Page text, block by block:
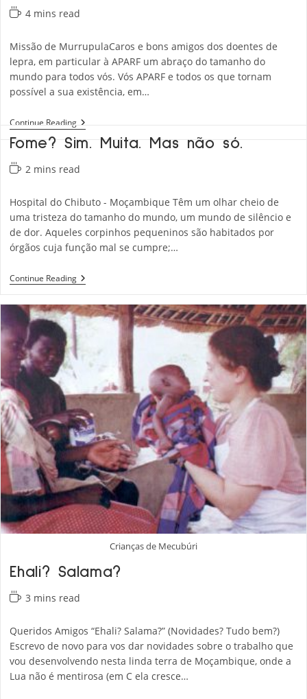
Reading
4 mins read
Missão de MurrupulaCaros e bons amigos dos doentes de
lepra, em particular à APARF um abraço do tamanho do
mundo para todos vós. Vós APARF e todos os que tornam
possível a sua existência, em…
Continue ReadingMissão
De
Murrupula
Fome? Sim. Muita. Mas não só.
Reading
2 mins read
Hospital do Chibuto - Moçambique Têm um olhar cheio de
uma tristeza do tamanho do mundo, um mundo de silêncio e
de dor. Aqueles corpinhos pequeninos são habitados por
órgãos cuja função mal se cumpre;…
Continue ReadingFome?
Sim.
Mas
Não
Só.
Crianças de Mecubúri
Ehali? Salama?
Reading
3 mins read
Queridos Amigos “Ehali? Salama?” (Novidades? Tudo bem?)
Escrevo de novo para vos dar novidades sobre o trabalho que
vou desenvolvendo nesta linda terra de Moçambique, onde a
Lua não é mentirosa (em C ela cresce…